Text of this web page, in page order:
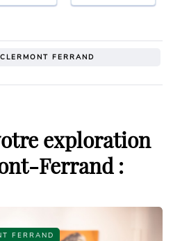
FERRAND
exploration
Ferrand :
FERRAND